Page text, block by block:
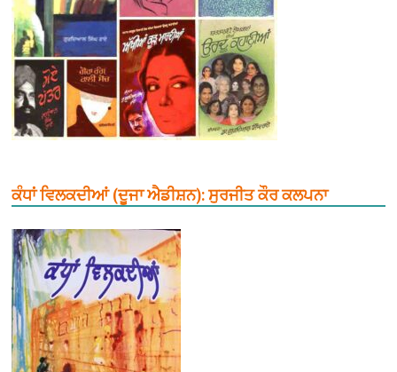
ਕੰਧਾਂ ਵਿਲਕਦੀਆਂ (ਦੂਜਾ ਐਡੀਸ਼ਨ): ਸੁਰਜੀਤ ਕੌਰ ਕਲਪਨਾ